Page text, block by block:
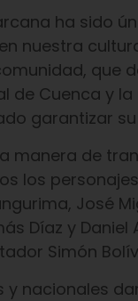
ha sido
nuestra
que
de Cuenca y
garantizar
manera de
los
José
Díaz y
Simón
y nacionales